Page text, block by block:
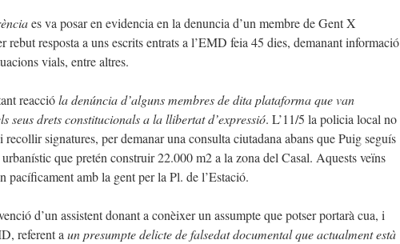
es va posar en evidencia en la denuncia d’un membre de Gent X
rebut resposta a uns escrits entrats a l’EMD feia 45 dies, demanant informació
vials, entre altres.
reaccióla denúncia d’alguns membres de dita plataforma que van
seus drets constitucionals a la llibertat d’expressió. L’11/5 la policia local no
signatures, per demanar una consulta ciutadana abans que Puig seguís
que pretén construir 22.000 m2 a la zona del Casal. Aquests veïns
pacíficament amb la gent per la Pl. de l’Estació.
d’un assistent donant a conèixer un assumpte que potser portarà cua, i
referent a un presumpte delicte de falsedat documental que actualment està